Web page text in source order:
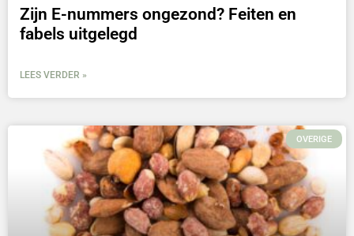
Zijn E-nummers ongezond? Feiten en
fabels uitgelegd
LEES VERDER »
OVERIGE